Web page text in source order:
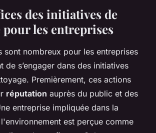
des initiatives de
pour les entreprises
sont nombreux pour les entreprises
de s’engager dans des initiatives
Premièrement, ces actions
réputation auprès du public et des
entreprise impliquée dans la
est perçue comme